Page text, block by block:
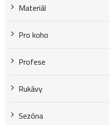
Materiál
Pro koho
Profese
Rukávy
Sezóna